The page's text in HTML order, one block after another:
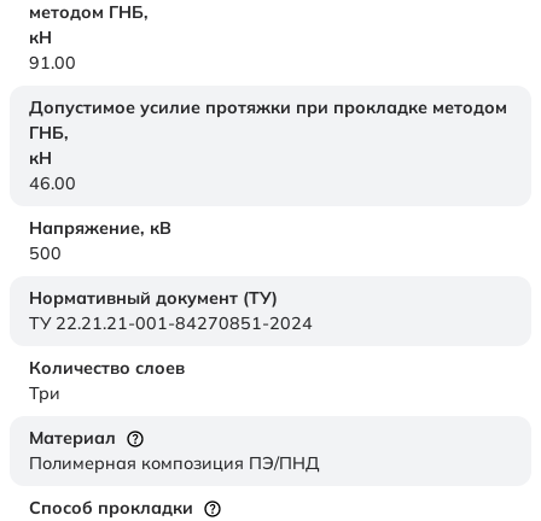
методом ГНБ,
кН
91.00
Допустимое усилие протяжки при прокладке методом
ГНБ,
кН
46.00
Напряжение, кВ
500
Нормативный документ (ТУ)
ТУ 22.21.21-001-84270851-2024
Количество слоев
Три
Материал
Полимерная композиция ПЭ/ПНД
Способ прокладки